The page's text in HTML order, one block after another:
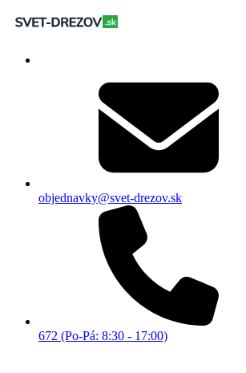
objednavky@svet-drezov.sk
672 (Po-Pá: 8:30 - 17:00)